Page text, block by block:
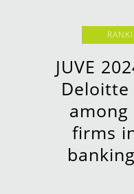
JUVE
Deloitte
firms